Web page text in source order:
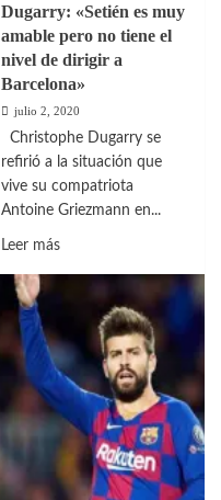
Dugarry: «Setién es muy
amable pero no tiene el
nivel de dirigir a
Barcelona»
julio 2, 2020
Christophe Dugarry se
refirió a la situación que
vive su compatriota
Antoine Griezmann en...
Leer másLeer
Dugarry:
«Setién
es
muy
amable
pero
tiene